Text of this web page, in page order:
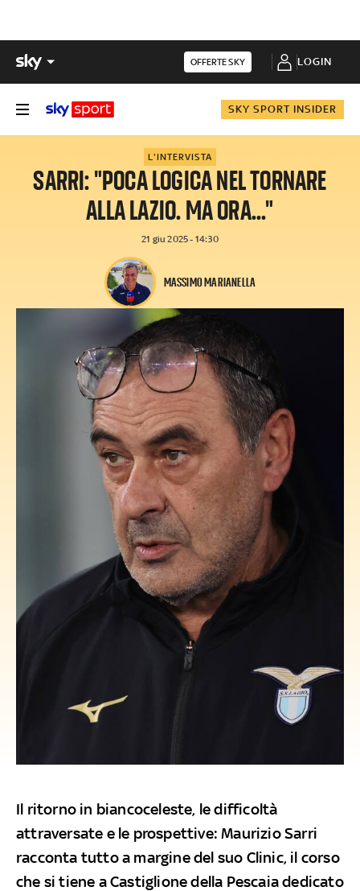
OFFERTE SKY LOGIN
SKY SPORT INSIDER
L'INTERVISTA
SARRI: "POCA LOGICA NEL TORNARE
ALLA LAZIO. MA ORA..."
21 giu 2025 - 14:30
MASSIMO MARIANELLA
Il ritorno in biancoceleste, le difficoltà
attraversate e le prospettive: Maurizio Sarri
racconta tutto a margine del suo Clinic, il corso
che si tiene a Castiglione della Pescaia dedicato